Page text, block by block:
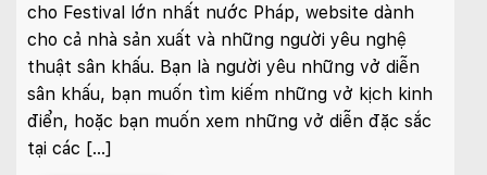
cho Festival lớn nhất nước Pháp, website dành
cho cả nhà sản xuất và những người yêu nghệ
thuật sân khấu. Bạn là người yêu những vở diễn
sân khấu, bạn muốn tìm kiếm những vở kịch kinh
điển, hoặc bạn muốn xem những vở diễn đặc sắc
tại các […]